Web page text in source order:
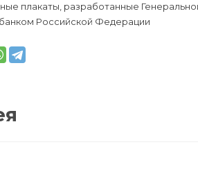
плакаты, разработанные
Российской Федерации